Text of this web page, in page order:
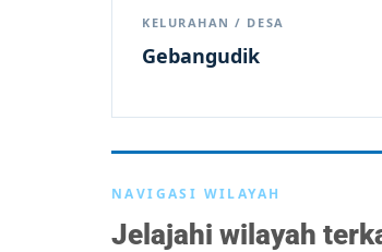
KELURAHAN / DESA
Gebangudik
NAVIGASI WILAYAH
Jelajahi wilayah